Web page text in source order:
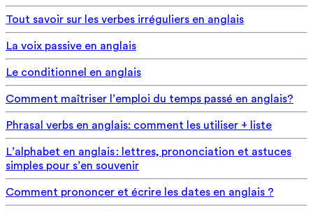
Tout savoir sur les verbes irréguliers en anglais
La voix passive en anglais
Le conditionnel en anglais
Comment maîtriser l’emploi du temps passé en anglais?
Phrasal verbs en anglais: comment les utiliser + liste
L’alphabet en anglais : lettres, prononciation et astuces
simples pour s’en souvenir
Comment prononcer et écrire les dates en anglais ?